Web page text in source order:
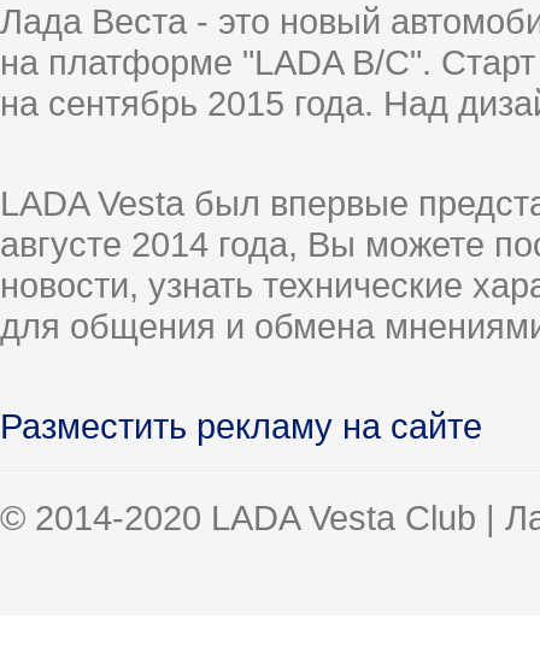
Лада Веста - это новый
на платформе "LADA B/C".
на сентябрь 2015 года. Над
LADA Vesta был впервые
августе 2014 года, Вы можете
новости, узнать технические
для общения и обмена
Разместить рекламу на сайте
© 2014-2020 LADA Vesta Club |